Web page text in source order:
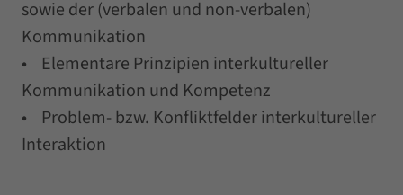
sowie der (verbalen und non-verbalen)
Kommunikation
• Elementare Prinzipien interkultureller
Kommunikation und Kompetenz
• Problem- bzw. Konfliktfelder interkultureller
Interaktion